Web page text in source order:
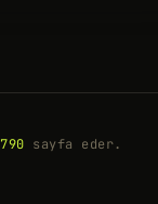
sayfa eder.